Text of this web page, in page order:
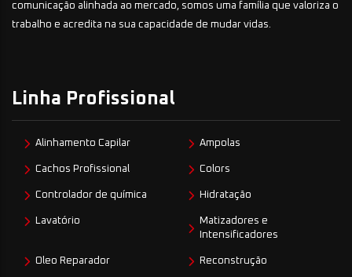
comunicação alinhada ao mercado, somos uma família que valoriza o
trabalho e acredita na sua capacidade de mudar vidas.
Linha Profissional
Alinhamento Capilar Ampolas
Cachos Profissional Colors
Controlador de química Hidratação
Lavatório
Matizadores e
Intensificadores
Oleo Reparador Reconstrução